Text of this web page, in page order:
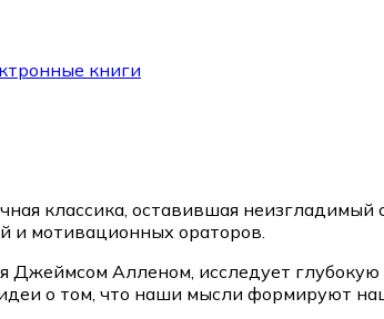
книги
классика, оставившая
и мотивационных ораторов.
Джеймсом Алленом, исследует
о том, что наши мысли формируют